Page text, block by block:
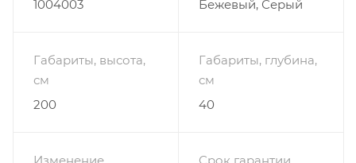
низкой цене шкаф-купе Фортуна-7 можете у нас!
1004003
Бежевый, Серый
Габариты, высота,
см
200
Габариты, глубина,
см
40